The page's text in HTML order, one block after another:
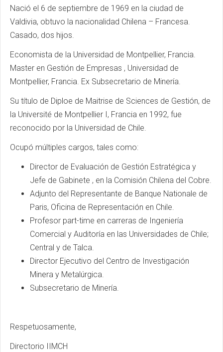
Nació el 6 de septiembre de 1969 en la ciudad de
Valdivia, obtuvo la nacionalidad Chilena – Francesa.
Casado, dos hijos.
Economista de la Universidad de Montpellier, Francia.
Master en Gestión de Empresas , Universidad de
Montpellier, Francia. Ex Subsecretario de Minería.
Su título de Diploe de Maitrise de Sciences de Gestión, de
la Université de Montpellier I, Francia en 1992, fue
reconocido por la Universidad de Chile.
Ocupó múltiples cargos, tales como:
Director de Evaluación de Gestión Estratégica y
Jefe de Gabinete , en la Comisión Chilena del Cobre.
Adjunto del Representante de Banque Nationale de
Paris, Oficina de Representación en Chile.
Profesor part-time en carreras de Ingeniería
Comercial y Auditoría en las Universidades de Chile;
Central y de Talca.
Director Ejecutivo del Centro de Investigación
Minera y Metalúrgica.
Subsecretario de Minería.
Respetuosamente,
Directorio IIMCH